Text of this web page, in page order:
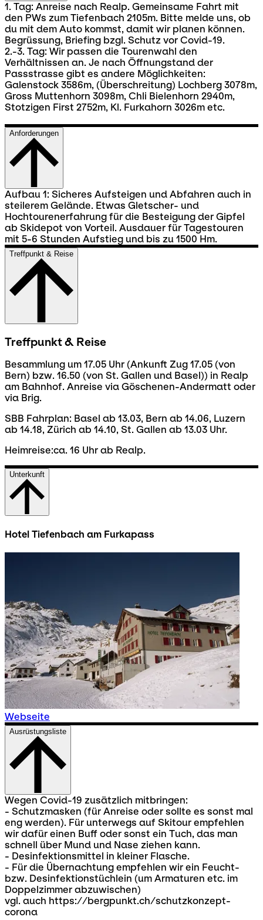
1. Tag: Anreise nach Realp. Gemeinsame Fahrt mit
den PWs zum Tiefenbach 2105m. Bitte melde uns, ob
du mit dem Auto kommst, damit wir planen können.
Begrüssung, Briefing bzgl. Schutz vor Covid-19.
2.-3. Tag: Wir passen die Tourenwahl den
Verhältnissen an. Je nach Öffnungstand der
Passstrasse gibt es andere Möglichkeiten:
Galenstock 3586m, (Überschreitung) Lochberg 3078m,
Gross Muttenhorn 3098m, Chli Bielenhorn 2940m,
Stotzigen First 2752m, Kl. Furkahorn 3026m etc.
Anforderungen
Aufbau 1: Sicheres Aufsteigen und Abfahren auch in
steilerem Gelände. Etwas Gletscher- und
Hochtourenerfahrung für die Besteigung der Gipfel
ab Skidepot von Vorteil. Ausdauer für Tagestouren
mit 5-6 Stunden Aufstieg und bis zu 1500 Hm.
Treffpunkt & Reise
Treffpunkt & Reise
Besammlung um 17.05 Uhr (Ankunft Zug 17.05 (von
Bern) bzw. 16.50 (von St. Gallen und Basel)) in Realp
am Bahnhof. Anreise via Göschenen-Andermatt oder
via Brig.
SBB Fahrplan: Basel ab 13.03, Bern ab 14.06, Luzern
ab 14.18, Zürich ab 14.10, St. Gallen ab 13.03 Uhr.
Heimreise:ca. 16 Uhr ab Realp.
Unterkunft
Hotel Tiefenbach am Furkapass
Webseite
Ausrüstungsliste
Wegen Covid-19 zusätzlich mitbringen:
- Schutzmasken (für Anreise oder sollte es sonst mal
eng werden). Für unterwegs auf Skitour empfehlen
wir dafür einen Buff oder sonst ein Tuch, das man
schnell über Mund und Nase ziehen kann.
- Desinfektionsmittel in kleiner Flasche.
- Für die Übernachtung empfehlen wir ein Feucht-
bzw. Desinfektionstüchlein (um Armaturen etc. im
Doppelzimmer abzuwischen)
vgl. auch https://bergpunkt.ch/schutzkonzept-
corona